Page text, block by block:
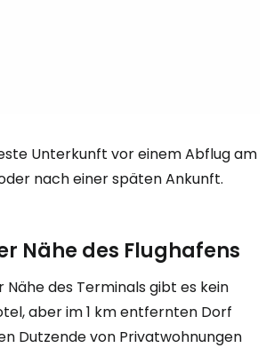
Unterkunft vor einem Abflug am
nach einer späten Ankunft.
Nähe des Flughafens
des Terminals gibt es kein
aber im 1 km entfernten Dorf
Dutzende von Privatwohnungen